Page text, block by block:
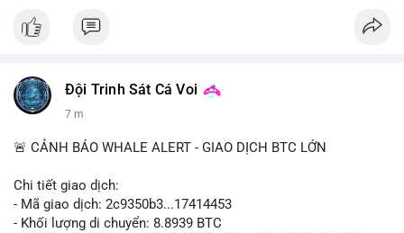
Đội Trinh Sát Cá Voi
7 m
🚨 CẢNH BÁO WHALE ALERT - GIAO DỊCH BTC LỚN
Chi tiết giao dịch:
- Mã giao dịch: 2c9350b3...17414453
- Khối lượng di chuyển: 8.8939 BTC